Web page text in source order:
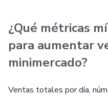
¿Qué métricas
para aumentar
minimercado?
Ventas totales por día,